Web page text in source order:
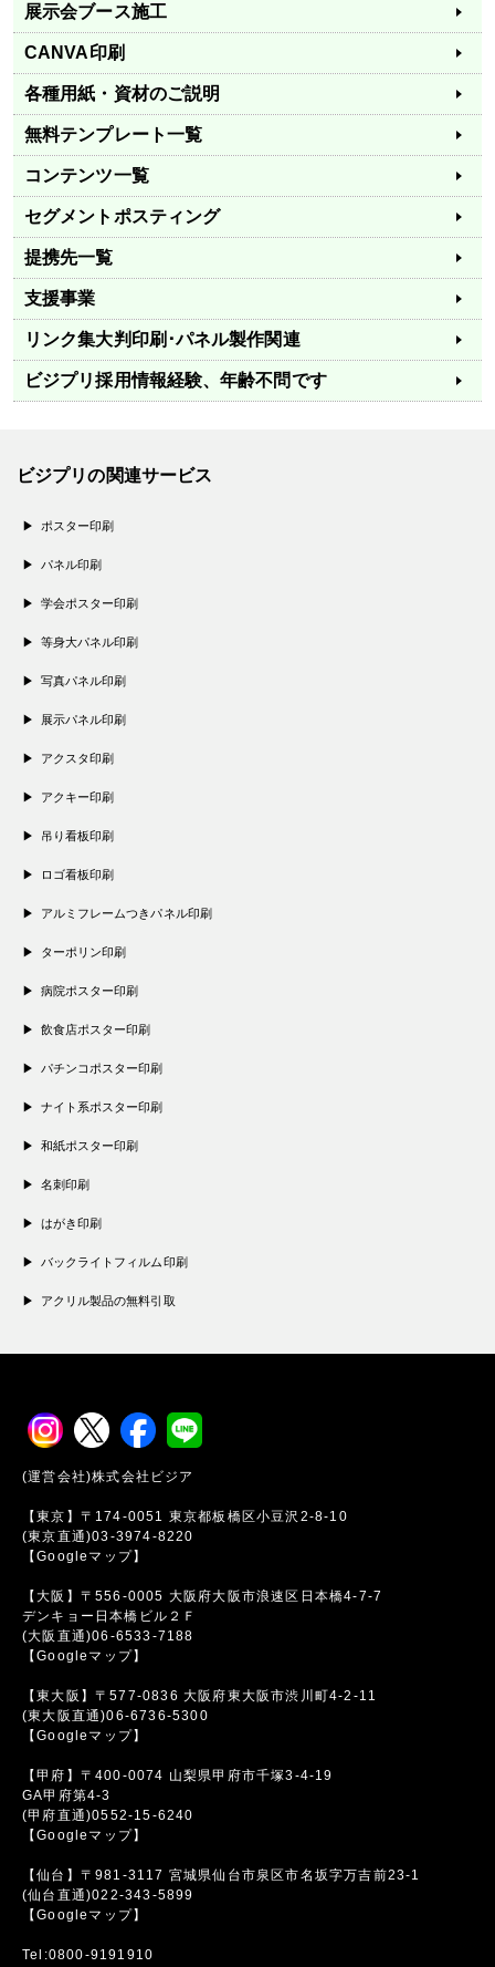
展示会ブース施工
CANVA印刷
各種用紙・資材のご説明
無料テンプレート一覧
コンテンツ一覧
セグメントポスティング
提携先一覧
支援事業
リンク集大判印刷･パネル製作関連
ビジプリ採用情報経験、年齢不問です
ビジプリの関連サービス
ポスター印刷
パネル印刷
学会ポスター印刷
等身大パネル印刷
写真パネル印刷
展示パネル印刷
アクスタ印刷
アクキー印刷
吊り看板印刷
ロゴ看板印刷
アルミフレームつきパネル印刷
ターポリン印刷
病院ポスター印刷
飲食店ポスター印刷
パチンコポスター印刷
ナイト系ポスター印刷
和紙ポスター印刷
名刺印刷
はがき印刷
バックライトフィルム印刷
アクリル製品の無料引取
(運営会社)株式会社ビジア
【東京】〒174-0051 東京都板橋区小豆沢2-8-10
(東京直通)03-3974-8220
【Googleマップ】
【大阪】〒556-0005 大阪府大阪市浪速区日本橋4-7-7
デンキョー日本橋ビル２Ｆ
(大阪直通)06-6533-7188
【Googleマップ】
【東大阪】〒577-0836 大阪府東大阪市渋川町4-2-11
(東大阪直通)06-6736-5300
【Googleマップ】
【甲府】〒400-0074 山梨県甲府市千塚3-4-19
GA甲府第4-3
(甲府直通)0552-15-6240
【Googleマップ】
【仙台】〒981-3117 宮城県仙台市泉区市名坂字万吉前23-1
(仙台直通)022-343-5899
【Googleマップ】
Tel:0800-9191910